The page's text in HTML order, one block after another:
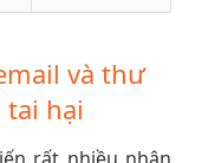
và thư
hại